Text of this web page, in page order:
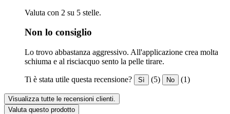
Valuta con 2 su 5 stelle.
Non lo consiglio
Lo trovo abbastanza aggressivo. All'applicazione crea molta
schiuma e al risciacquo sento la pelle tirare.
Ti è stata utile questa recensione? Sì (5) No (1)
Visualizza tutte le recensioni clienti.
Valuta questo prodotto